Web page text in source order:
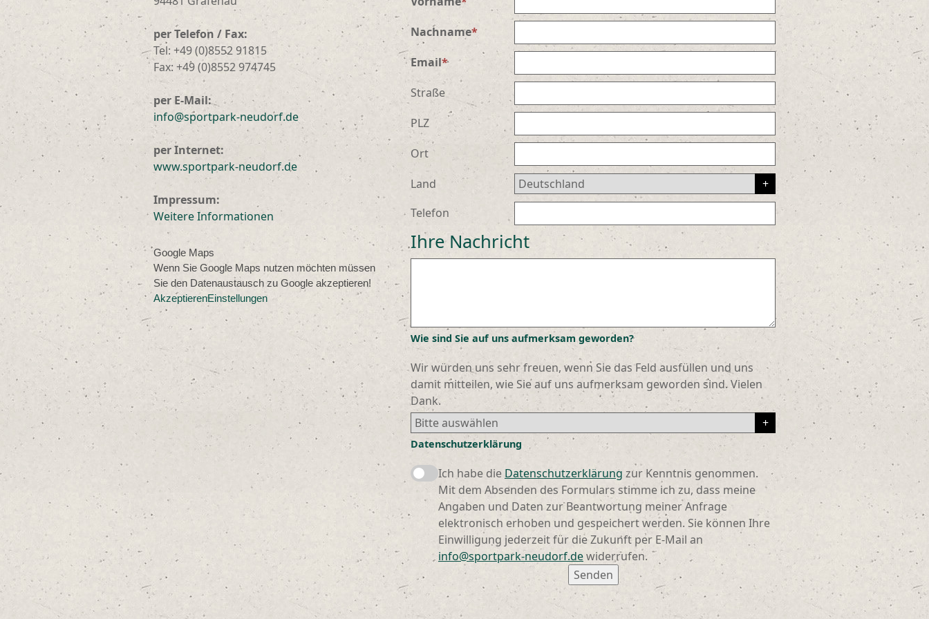
per Telefon / Fax:
Tel: +49 (0)8552 91815
Fax: +49 (0)8552 974745
per E-Mail:
info@sportpark-neudorf.de
per Internet:
www.sportpark-neudorf.de
Impressum:
Weitere Informationen
Google Maps
Wenn Sie Google Maps nutzen möchten müssen
Sie den Datenaustausch zu Google akzeptieren!
AkzeptierenEinstellungen
Nachname*
Email*
Straße
PLZ
Ort
Land
Telefon
Ihre Nachricht
Wie sind Sie auf uns aufmerksam geworden?
Wir würden uns sehr freuen, wenn Sie das Feld ausfüllen und uns
damit mitteilen, wie Sie auf uns aufmerksam geworden sind. Vielen
Dank.
Datenschutzerklärung
Ich habe die Datenschutzerklärung zur Kenntnis genommen.
Mit dem Absenden des Formulars stimme ich zu, dass meine
Angaben und Daten zur Beantwortung meiner Anfrage
elektronisch erhoben und gespeichert werden. Sie können Ihre
Einwilligung jederzeit für die Zukunft per E-Mail an
info@sportpark-neudorf.dewiderrufen.